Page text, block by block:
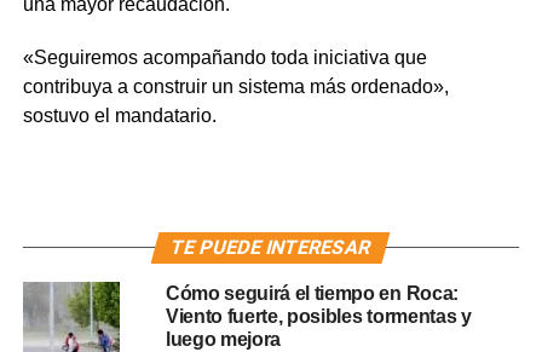
una mayor recaudación.
«Seguiremos acompañando toda iniciativa que
contribuya a construir un sistema más ordenado»,
sostuvo el mandatario.
TE PUEDE INTERESAR
Cómo seguirá el tiempo en Roca:
Viento fuerte, posibles tormentas y
luego mejora